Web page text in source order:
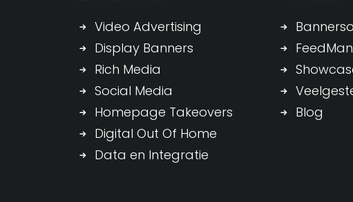
Video Advertising
Display Banners
Rich Media
Social Media
Homepage Takeovers
Digital Out Of Home
Data en Integratie
Blog